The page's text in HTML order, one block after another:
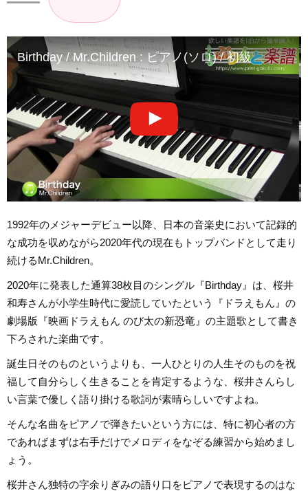
Birthday / Mr.Children : ピアノ(ソロ) / 初級
1992年のメジャーデビュー以降、日本の音楽史において記録的
な成功を収めながら2020年代の現在もトップバンドとして走り
続けるMr.Children。
2020年に発表した通算38枚目のシングル『Birthday』は、桜井
和寿さんが小学生時代に愛読していたという『ドラえもん』の
劇場版『映画ドラえもん のび太の新恐竜』の主題歌として書き
下ろされた楽曲です。
誕生日そのものというよりも、一人ひとりの人生そのものを祝
福して自分らしく生きることを肯定するような、桜井さんらし
い言葉で優しく語り掛ける歌詞が素晴らしいですよね。
そんな名曲をピアノで弾きたいという方には、特に初心者の方
であればまずは右手だけでメロディをなぞる練習から始めまし
ょう。
桜井さん独特の字余りぎみの語り口をピアノで表現するのはな